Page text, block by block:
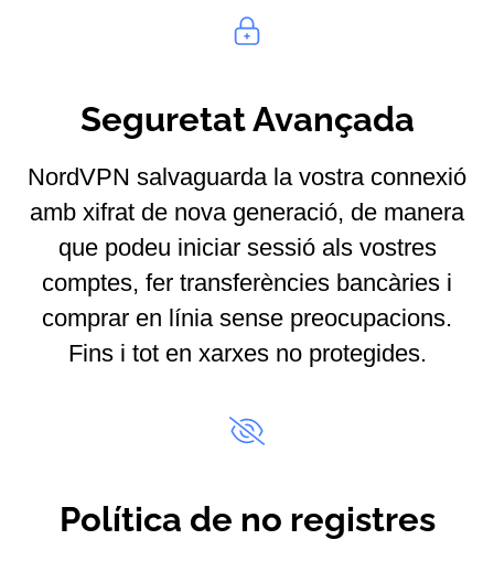
Seguretat Avançada
NordVPN salvaguarda la vostra connexió
amb xifrat de nova generació, de manera
que podeu iniciar sessió als vostres
comptes, fer transferències bancàries i
comprar en línia sense preocupacions.
Fins i tot en xarxes no protegides.
Política de no registres